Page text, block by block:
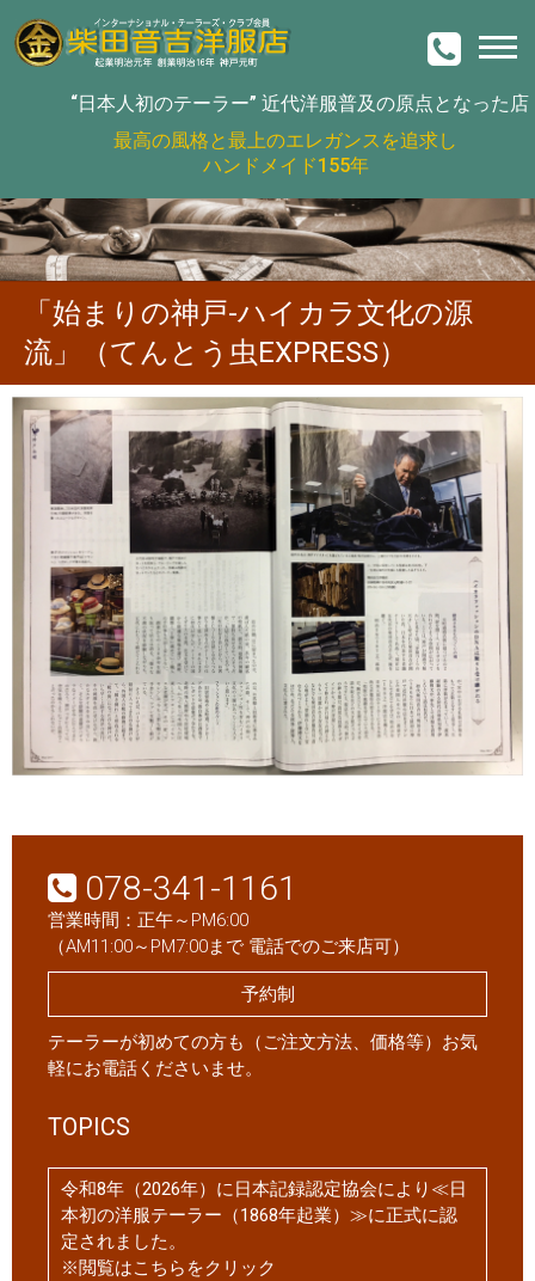
“日本人初のテーラー” 近代洋服普及の原点となった店
最高の風格と最上のエレガンスを追求し
ハンドメイド155年
「始まりの神戸-ハイカラ文化の源
流」（てんとう虫EXPRESS）
078-341-1161
営業時間：正午～PM6:00
（AM11:00～PM7:00まで 電話でのご来店可）
予約制
テーラーが初めての方も（ご注文方法、価格等）お気
軽にお電話くださいませ。
TOPICS
令和8年（2026年）に日本記録認定協会により≪日
本初の洋服テーラー（1868年起業）≫に正式に認
定されました。
※閲覧はこちらをクリック